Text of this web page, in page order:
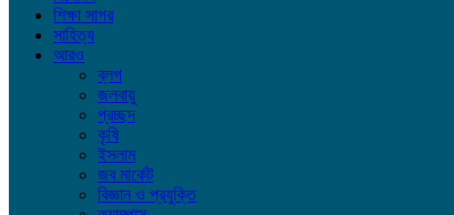
শিক্ষা সাগর
সাহিত্য
আরও
ব্লগ
জলবায়ু
প্রচ্ছদ
কৃষি
ইসলাম
জব মার্কেট
বিজ্ঞান ও প্রযুক্তি